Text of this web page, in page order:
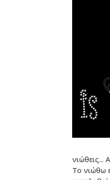
νιώθεις...
Το νιώθω